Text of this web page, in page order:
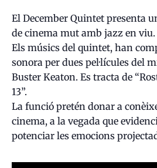
El December Quintet presenta
de cinema mut amb jazz en viu.
Els músics del quintet, han
sonora per dues pel·lícules del
Buster Keaton. Es tracta de
13”.
La funció pretén donar a
cinema, a la vegada que
potenciar les emocions